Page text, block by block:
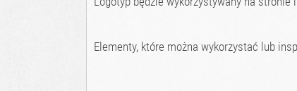
Elementy, które można wykorzystać lub